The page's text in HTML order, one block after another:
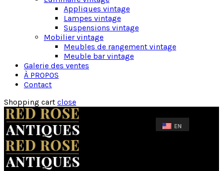
Appliques vintage
Lampes vintage
Suspensions vintage
Mobilier vintage
Meubles de rangement vintage
Meuble bar vintage
Galerie des ventes
À PROPOS
Contact
Shopping cart close